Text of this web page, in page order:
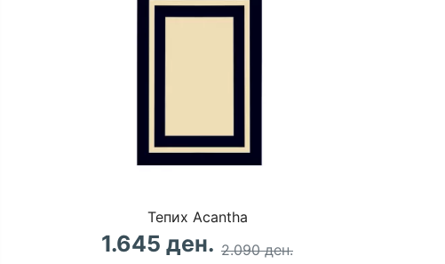
Тепих Acantha
1.645 ден. 2.090 ден.